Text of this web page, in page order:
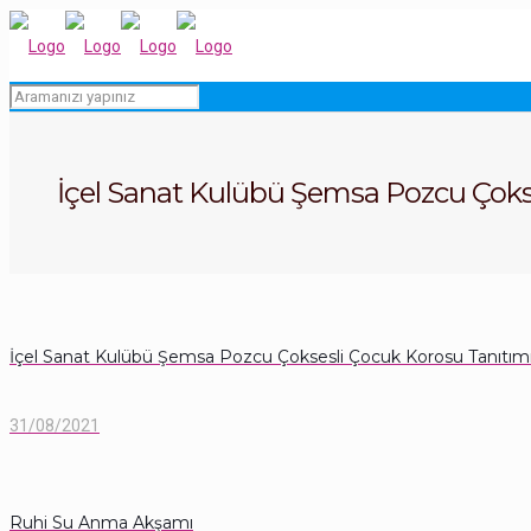
İçel Sanat Kulübü Şemsa Pozcu
İçel Sanat Kulübü Şemsa Pozcu Çoksesli Çocuk Korosu
31/08/2021
Ruhi Su Anma Akşamı